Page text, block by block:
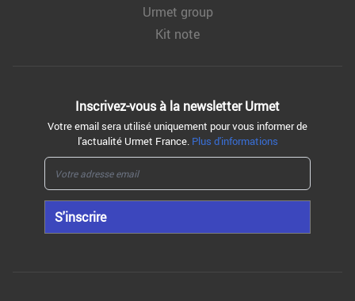
Urmet group
Kit note
Inscrivez-vous à la newsletter Urmet
Votre email sera utilisé uniquement pour vous informer de
l'actualité Urmet France. Plus d'informations
S'inscrire